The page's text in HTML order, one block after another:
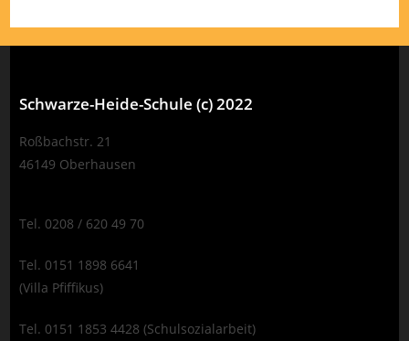
Schwarze-Heide-Schule (c) 2022
Roßbachstr. 21
46149 Oberhausen
Tel. 0208 / 620 49 70
Tel. 0151 1898 6641
(Villa Pfiffikus)
Tel. 0151 1853 4428 (Schulsozialarbeit)